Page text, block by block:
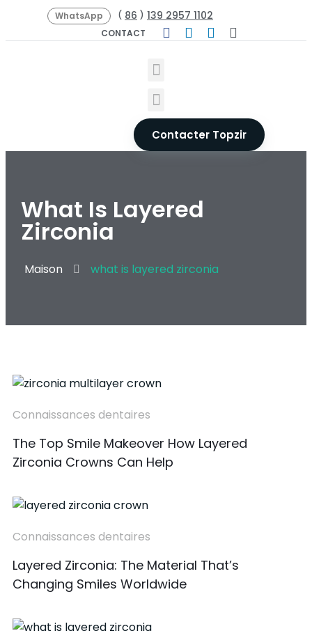
WhatsApp ( 86 ) 139 2957 1102
CONTACT
Contacter Topzir
What Is Layered
Zirconia
Maison what is layered zirconia
Connaissances dentaires
The Top Smile Makeover How Layered
Zirconia Crowns Can Help
Connaissances dentaires
Layered Zirconia: The Material That’s
Changing Smiles Worldwide